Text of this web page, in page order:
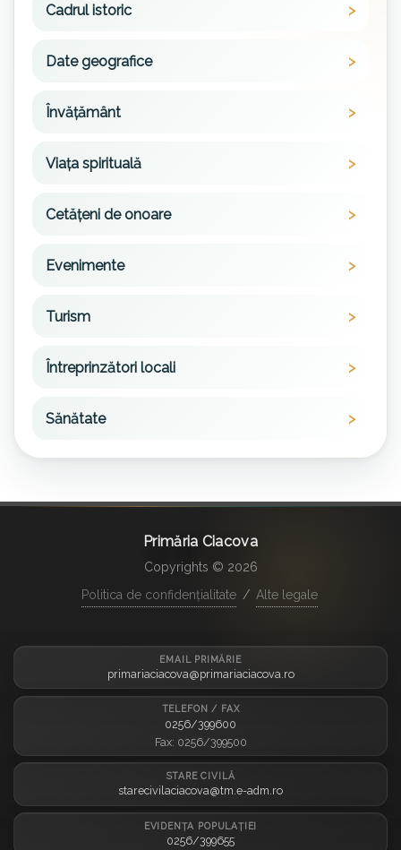
Cadrul istoric
Date geografice
Învățământ
Viața spirituală
Cetățeni de onoare
Evenimente
Turism
Întreprinzători locali
Sănătate
Primăria Ciacova
Copyrights © 2026
Politica de confidențialitate / Alte legale
EMAIL PRIMĂRIE
primariaciacova@primariaciacova.ro
TELEFON / FAX
0256/399600
Fax: 0256/399500
STARE CIVILĂ
starecivilaciacova@tm.e-adm.ro
EVIDENȚA POPULAȚIEI
0256/399655